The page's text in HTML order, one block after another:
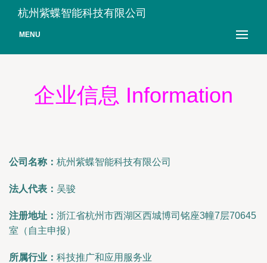
杭州紫蝶智能科技有限公司
MENU
企业信息 Information
公司名称： 杭州紫蝶智能科技有限公司
法人代表： 吴骏
注册地址： 浙江省杭州市西湖区西城博司铭座3幢7层70645
室（自主申报）
所属行业： 科技推广和应用服务业